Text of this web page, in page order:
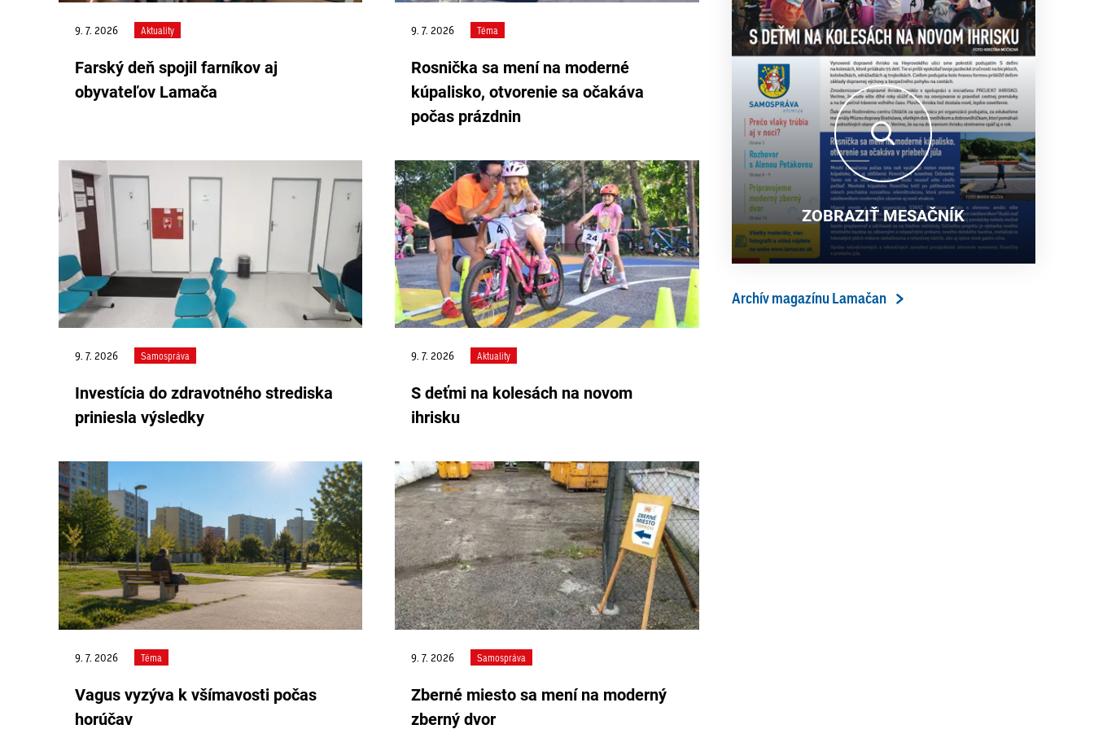
9. 7. 2026 Aktuality
Farský deň spojil farníkov aj
obyvateľov Lamača
9. 7. 2026 Téma
Rosnička sa mení na moderné
kúpalisko, otvorenie sa očakáva
počas prázdnin
9. 7. 2026 Samospráva
Investícia do zdravotného strediska
priniesla výsledky
9. 7. 2026 Aktuality
S deťmi na kolesách na novom
ihrisku
9. 7. 2026 Téma
Vagus vyzýva k všímavosti počas
horúčav
9. 7. 2026 Samospráva
Zberné miesto sa mení na moderný
zberný dvor
ZOBRAZIŤ MESAČNÍK
Archív magazínu Lamačan